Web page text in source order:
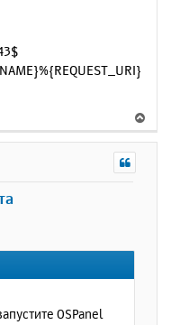
е
OSPanel